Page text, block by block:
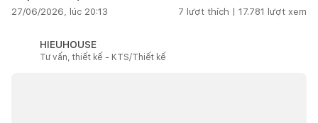
27/06/2026, lúc 20:13 7 lượt thích | 17.781 lượt xem
HIEUHOUSE
Tư vấn, thiết kế - KTS/Thiết kế